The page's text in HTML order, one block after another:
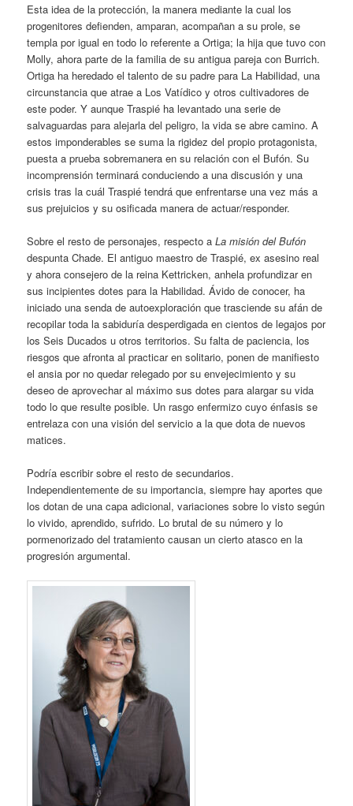
Esta idea de la protección, la manera mediante la cual los
progenitores defienden, amparan, acompañan a su prole, se
templa por igual en todo lo referente a Ortiga; la hija que tuvo con
Molly, ahora parte de la familia de su antigua pareja con Burrich.
Ortiga ha heredado el talento de su padre para La Habilidad, una
circunstancia que atrae a Los Vatídico y otros cultivadores de
este poder. Y aunque Traspié ha levantado una serie de
salvaguardas para alejarla del peligro, la vida se abre camino. A
estos imponderables se suma la rigidez del propio protagonista,
puesta a prueba sobremanera en su relación con el Bufón. Su
incomprensión terminará conduciendo a una discusión y una
crisis tras la cuál Traspié tendrá que enfrentarse una vez más a
sus prejuicios y su osificada manera de actuar/responder.
Sobre el resto de personajes, respecto aLa misión del Bufón
despunta Chade. El antiguo maestro de Traspié, ex asesino real
y ahora consejero de la reina Kettricken, anhela profundizar en
sus incipientes dotes para la Habilidad. Ávido de conocer, ha
iniciado una senda de autoexploración que trasciende su afán de
recopilar toda la sabiduría desperdigada en cientos de legajos por
los Seis Ducados u otros territorios. Su falta de paciencia, los
riesgos que afronta al practicar en solitario, ponen de manifiesto
el ansia por no quedar relegado por su envejecimiento y su
deseo de aprovechar al máximo sus dotes para alargar su vida
todo lo que resulte posible. Un rasgo enfermizo cuyo énfasis se
entrelaza con una visión del servicio a la que dota de nuevos
matices.
Podría escribir sobre el resto de secundarios.
Independientemente de su importancia, siempre hay aportes que
los dotan de una capa adicional, variaciones sobre lo visto según
lo vivido, aprendido, sufrido. Lo brutal de su número y lo
pormenorizado del tratamiento causan un cierto atasco en la
progresión argumental.